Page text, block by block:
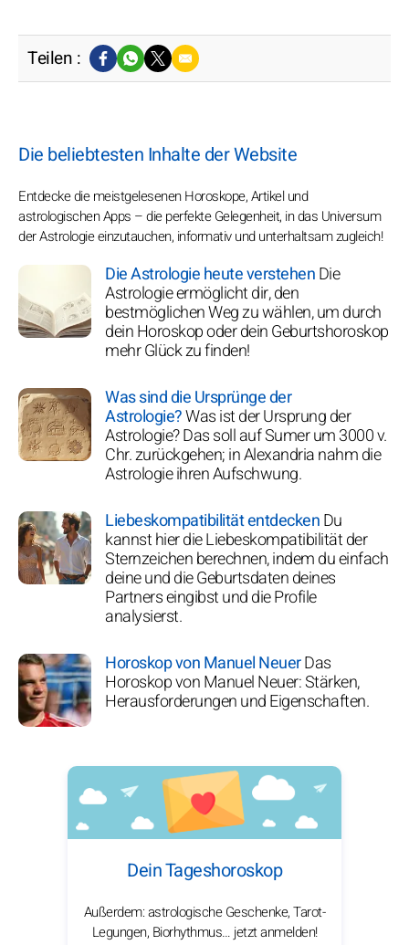
Teilen :
Die beliebtesten Inhalte der Website
Entdecke die meistgelesenen Horoskope, Artikel und
astrologischen Apps – die perfekte Gelegenheit, in das Universum
der Astrologie einzutauchen, informativ und unterhaltsam zugleich!
Die Astrologie heute verstehenDie
Astrologie ermöglicht dir, den
bestmöglichen Weg zu wählen, um durch
dein Horoskop oder dein Geburtshoroskop
mehr Glück zu finden!
Was sind die Ursprünge der
Astrologie?Was ist der Ursprung der
Astrologie? Das soll auf Sumer um 3000 v.
Chr. zurückgehen; in Alexandria nahm die
Astrologie ihren Aufschwung.
Liebeskompatibilität entdeckenDu
kannst hier die Liebeskompatibilität der
Sternzeichen berechnen, indem du einfach
deine und die Geburtsdaten deines
Partners eingibst und die Profile
analysierst.
Horoskop von Manuel NeuerDas
Horoskop von Manuel Neuer: Stärken,
Herausforderungen und Eigenschaften.
Dein Tageshoroskop
Außerdem: astrologische Geschenke, Tarot-
Legungen, Biorhythmus… jetzt anmelden!